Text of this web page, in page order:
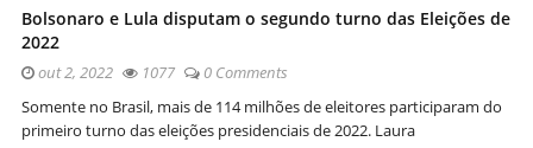
Bolsonaro e Lula disputam o segundo turno das Eleições de
2022
out 2, 2022 1077
0 Comments
Somente no Brasil, mais de 114 milhões de eleitores participaram do
primeiro turno das eleições presidenciais de 2022. Laura